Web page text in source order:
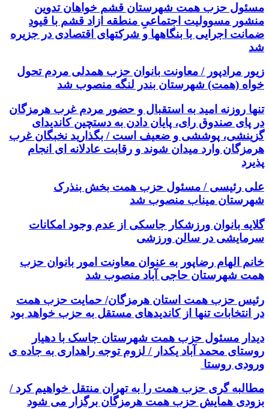
مسئول حزب همت شهرستان قشم خواهان تدوین
منشور مسوولیت اجتماعیِ منطقه ازاد قشم با قیودِ
ضمانت اجرایی با بنگاهها و شرکتهای اقتصادی در جزیره
شد
زیور مرادپور / معاونت بانوان حزب همدلی مردم تحول
خواه (همت) شهرستان بندر لنگه منصوب شد
تنها روزنه امید به استقبال و حضور مردم غرب هرمزگان
در پای صندوق رای، پایان دادن به دستچین کاندیدای
گزینشی، پوششی و ضعیف است / بگذارید نخبگان غرب
هرمزگان وارد میدان شوند و رقابت عادلانه ای انجام
پذیرد
علی رئیسی / مسئول حزب همت بخش بنذرک
شهرستان میناب منصوب شد
گلایه بانوان ورزشکار جاسکی از عدم وجود امکانات
سرمایشی در سالن ورزشی
خانم الهام رضاپور به عنوان معاونت امور بانوان حزب
همت شهرستان حاجی آباد منصوب شد
رئیس حزب همت استان هرمزگان/ حمایت حزب همت
در انتخابات تنها از کاندیدهای مستقل به حزب خواهد بود
دیدار مسئول حزب همت شهرستان جاسک با دهیار
روستای محمد آباد یکدار / لزوم توجه راهداری به جاده ی
ورودی روستا
مطالبه گری حزب همت را به تهران منتقل خواهیم کرد /
بزودی همایش حزب همت هرمزگان برگزار می شود